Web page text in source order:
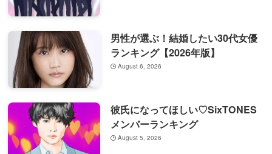
男性が選ぶ！結婚したい30代女優
ランキング【2026年版】
August 6, 2026
彼氏になってほしい♡SixTONES
メンバーランキング
August 5, 2026